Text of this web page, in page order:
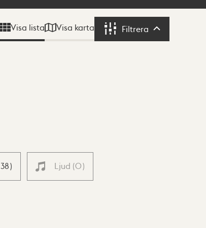
Visa lista Visa karta Filtrera Filtrera
38) Ljud (0)